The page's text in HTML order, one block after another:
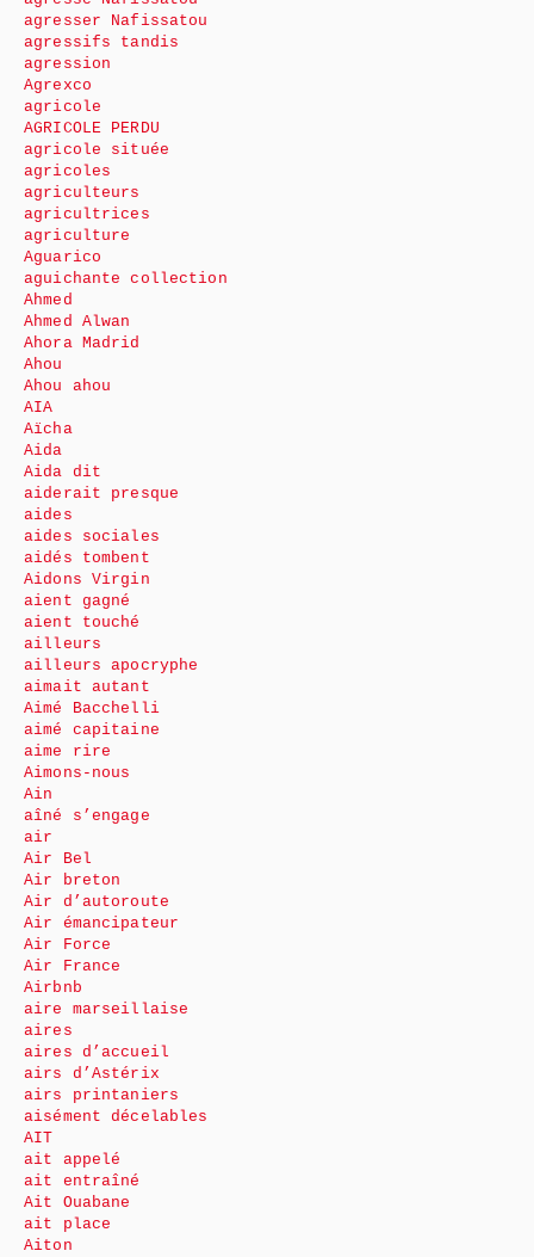
agresser Nafissatou
agressifs tandis
agression
Agrexco
agricole
AGRICOLE PERDU
agricole située
agricoles
agriculteurs
agricultrices
agriculture
Aguarico
aguichante collection
Ahmed
Ahmed Alwan
Ahora Madrid
Ahou
Ahou ahou
AIA
Aïcha
Aida
Aida dit
aiderait presque
aides
aides sociales
aidés tombent
Aidons Virgin
aient gagné
aient touché
ailleurs
ailleurs apocryphe
aimait autant
Aimé Bacchelli
aimé capitaine
aime rire
Aimons-nous
Ain
aîné s’engage
air
Air Bel
Air breton
Air d’autoroute
Air émancipateur
Air Force
Air France
Airbnb
aire marseillaise
aires
aires d’accueil
airs d’Astérix
airs printaniers
aisément décelables
AIT
ait appelé
ait entraîné
Ait Ouabane
ait place
Aiton